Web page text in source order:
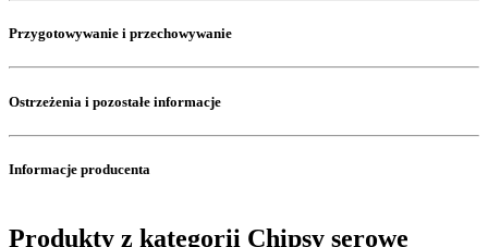
Przygotowywanie i przechowywanie
Ostrzeżenia i pozostałe informacje
Informacje producenta
Produkty z kategorii Chipsy serowe